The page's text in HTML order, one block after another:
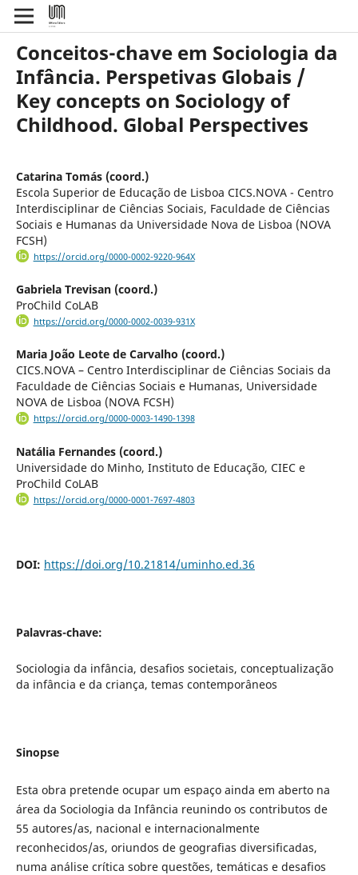
Conceitos-chave em Sociologia da
Infância. Perspetivas Globais /
Key concepts on Sociology of
Childhood. Global Perspectives
Catarina Tomás (coord.)
Escola Superior de Educação de Lisboa CICS.NOVA - Centro
Interdisciplinar de Ciências Sociais, Faculdade de Ciências
Sociais e Humanas da Universidade Nova de Lisboa (NOVA
FCSH)
https://orcid.org/0000-0002-9220-964X
Gabriela Trevisan (coord.)
ProChild CoLAB
https://orcid.org/0000-0002-0039-931X
Maria João Leote de Carvalho (coord.)
CICS.NOVA – Centro Interdisciplinar de Ciências Sociais da
Faculdade de Ciências Sociais e Humanas, Universidade
NOVA de Lisboa (NOVA FCSH)
https://orcid.org/0000-0003-1490-1398
Natália Fernandes (coord.)
Universidade do Minho, Instituto de Educação, CIEC e
ProChild CoLAB
https://orcid.org/0000-0001-7697-4803
DOI: https://doi.org/10.21814/uminho.ed.36
Palavras-chave:
Sociologia da infância, desafios societais, conceptualização
da infância e da criança, temas contemporâneos
Sinopse
Esta obra pretende ocupar um espaço ainda em aberto na
área da Sociologia da Infância reunindo os contributos de
55 autores/as, nacional e internacionalmente
reconhecidos/as, oriundos de geografias diversificadas,
numa análise crítica sobre questões, temáticas e desafios